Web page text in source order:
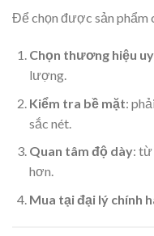
Để chọn được sản phẩm
Chọn thương hiệu
lượng.
Kiểm tra bề mặt:
sắc nét.
Quan tâm độ dày: từ
hơn.
Mua tại đại lý chính